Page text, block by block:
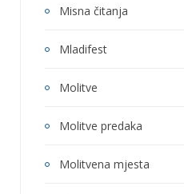
Misna čitanja
Mladifest
Molitve
Molitve predaka
Molitvena mjesta